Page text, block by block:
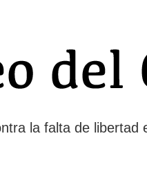
la falta de libertad